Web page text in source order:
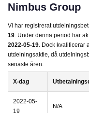
Nimbus Group
Vi har registrerat
19 . Under denna period har
2022-05-19 . Dock
utdelningsaktie, då
senaste åren.
X-dag
2022-05-
19
N/A